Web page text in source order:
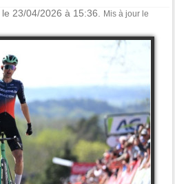
le 23/04/2026 à 15:36.
Mis à jour le